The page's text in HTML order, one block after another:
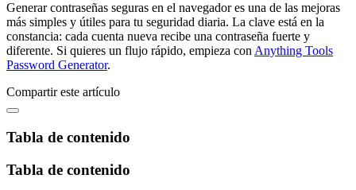
Generar contraseñas seguras en el navegador es una de las mejoras
más simples y útiles para tu seguridad diaria. La clave está en la
constancia: cada cuenta nueva recibe una contraseña fuerte y
diferente. Si quieres un flujo rápido, empieza con Anything Tools
Password Generator.
Compartir este artículo
Tabla de contenido
Tabla de contenido